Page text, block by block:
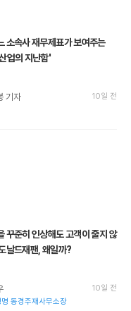
소속사 재무제표가 보여주는
업의 지난함'
기자 10일 전
꾸준히 인상해도 고객이 줄지 않
날드재팬, 왜일까?
동경주재사무소장
10일 전